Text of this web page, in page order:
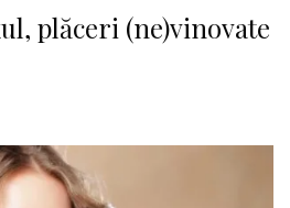
plăceri (ne)vinovate